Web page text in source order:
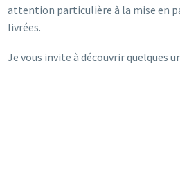
attention particulière à la mise en
livrées.
Je vous invite à découvrir quelques